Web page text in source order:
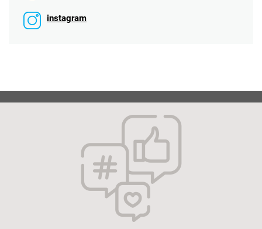
instagram